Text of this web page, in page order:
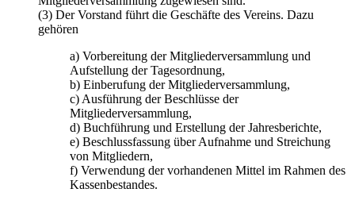
(3) Der Vorstand führt die Geschäfte des Vereins. Dazu
gehören
a) Vorbereitung der Mitgliederversammlung und
Aufstellung der Tagesordnung,
b) Einberufung der Mitgliederversammlung,
c) Ausführung der Beschlüsse der
Mitgliederversammlung,
d) Buchführung und Erstellung der Jahresberichte,
e) Beschlussfassung über Aufnahme und Streichung
von Mitgliedern,
f) Verwendung der vorhandenen Mittel im Rahmen des
Kassenbestandes.